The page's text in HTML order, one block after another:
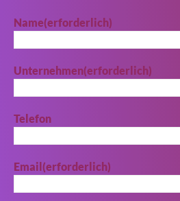
Name(erforderlich)
Unternehmen(erforderlich)
Telefon
Email(erforderlich)